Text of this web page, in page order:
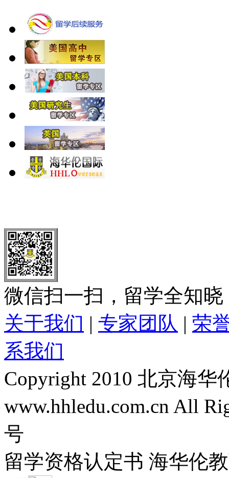
微信扫一扫，留学全知晓
关于我们 | 专家团队 | 荣
系我们
Copyright 2010 北京海
www.hhledu.com.cn All
号
留学资格认定书 海华伦